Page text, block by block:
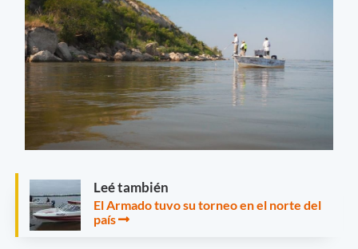
Leé también
El Armado tuvo su torneo en el norte del
país